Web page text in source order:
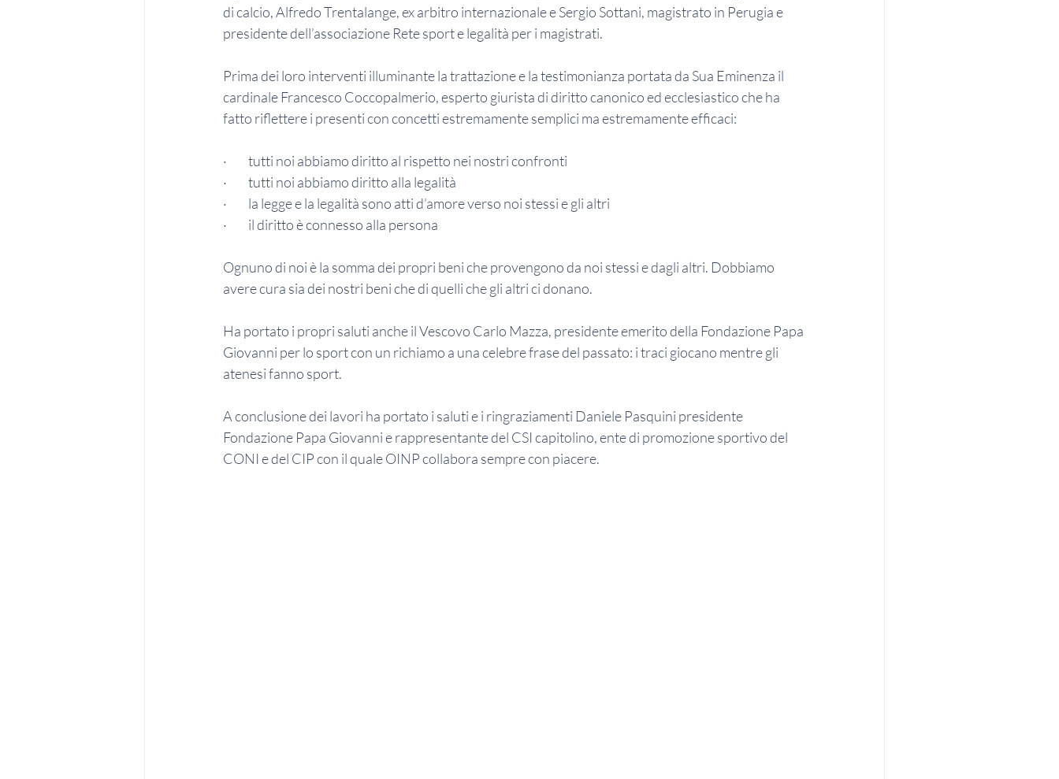
di calcio, Alfredo Trentalange, ex arbitro internazionale e Sergio Sottani, magistrato in Perugia e
presidente dell’associazione Rete sport e legalità per i magistrati.
Prima dei loro interventi illuminante la trattazione e la testimonianza portata da Sua Eminenza il
cardinale Francesco Coccopalmerio, esperto giurista di diritto canonico ed ecclesiastico che ha
fatto riflettere i presenti con concetti estremamente semplici ma estremamente efficaci:
·         tutti noi abbiamo diritto al rispetto nei nostri confronti
·         tutti noi abbiamo diritto alla legalità
·         la legge e la legalità sono atti d’amore verso noi stessi e gli altri
·         il diritto è connesso alla persona
Ognuno di noi è la somma dei propri beni che provengono da noi stessi e dagli altri. Dobbiamo
avere cura sia dei nostri beni che di quelli che gli altri ci donano.
Ha portato i propri saluti anche il Vescovo Carlo Mazza, presidente emerito della Fondazione Papa
Giovanni per lo sport con un richiamo a una celebre frase del passato: i traci giocano mentre gli
atenesi fanno sport.
A conclusione dei lavori ha portato i saluti e i ringraziamenti Daniele Pasquini presidente
Fondazione Papa Giovanni e rappresentante del CSI capitolino, ente di promozione sportivo del
CONI e del CIP con il quale OINP collabora sempre con piacere.